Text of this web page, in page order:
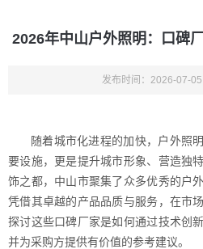
2026年中山户外照明：口碑
发布时间：2026-07-05
随着城市化进程的加快，户外照
要设施，更是提升城市形象、营造独
饰之都，中山市聚集了众多优秀的户
凭借其卓越的产品品质与服务，在市
探讨这些口碑厂家是如何通过技术创
并为采购方提供有价值的参考建议。